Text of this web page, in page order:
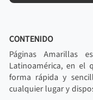
CONTENIDO
Páginas Amarillas
Latinoamérica, en el
forma rápida y
cualquier lugar y